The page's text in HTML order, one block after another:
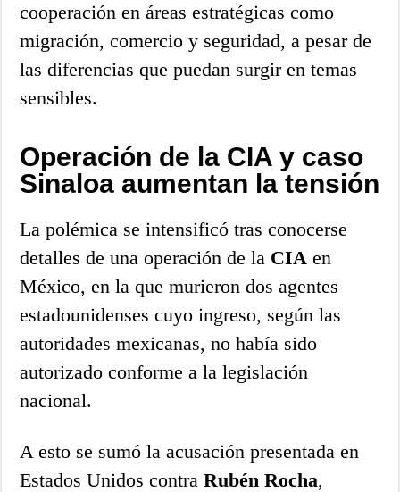
cooperación en áreas estratégicas como
migración, comercio y seguridad, a pesar de
las diferencias que puedan surgir en temas
sensibles.
Operación de la CIA y caso
Sinaloa aumentan la tensión
La polémica se intensificó tras conocerse
detalles de una operación de la CIA en
México, en la que murieron dos agentes
estadounidenses cuyo ingreso, según las
autoridades mexicanas, no había sido
autorizado conforme a la legislación
nacional.
A esto se sumó la acusación presentada en
Estados Unidos contraRubén Rocha,